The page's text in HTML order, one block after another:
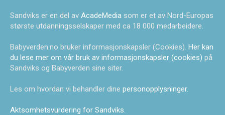
Sandviks er en del av AcadeMedia som er et av Nord-Europas
største utdanningsselskaper med ca 18 000 medarbeidere.
Babyverden.no bruker informasjonskapsler (Cookies). Her kan
du lese mer om vår bruk av informasjonskapsler (cookies) på
Sandviks og Babyverden sine siter.
Les om hvordan vi behandler dine personopplysninger.
Aktsomhetsvurdering for Sandviks